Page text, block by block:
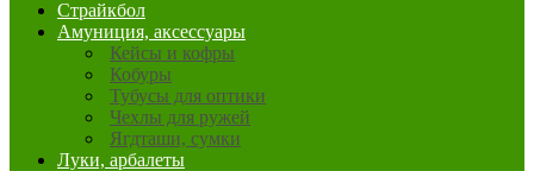
Страйкбол
Амуниция, аксессуары
Кейсы и кофры
Кобуры
Тубусы для оптики
Чехлы для ружей
Ягдташи, сумки
Луки, арбалеты